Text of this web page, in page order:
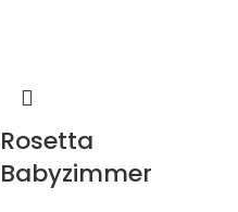
Rosetta
Babyzimmer